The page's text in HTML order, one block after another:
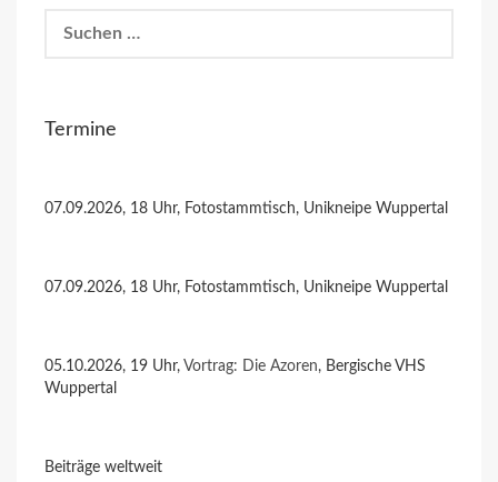
nach:
Termine
07.09.2026, 18 Uhr, Fotostammtisch, Unikneipe Wuppertal
07.09.2026, 18 Uhr, Fotostammtisch, Unikneipe Wuppertal
05.10.2026, 19 Uhr, Vortrag: Die Azoren, Bergische VHS
Wuppertal
Beiträge weltweit